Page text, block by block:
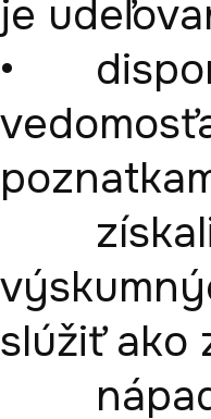
je
•	disponujú odbornými a metodologickými
slúžiť ako